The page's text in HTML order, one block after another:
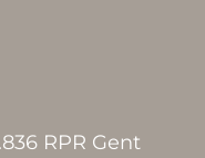
RPR Gent